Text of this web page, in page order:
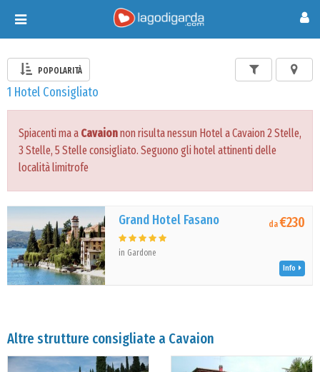
Toggle
navigation
POPOLARITÀ
1 Hotel Consigliato
Spiacenti ma a Cavaionnon risulta nessun Hotel a Cavaion 2 Stelle,
3 Stelle, 5 Stelle consigliato. Seguono gli hotel attinenti delle
località limitrofe
Grand Hotel Fasano
in Gardone
da€230
Info
Altre strutture consigliate a Cavaion